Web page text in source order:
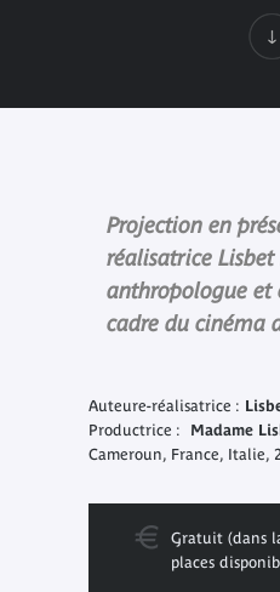
Projection en
réalisatrice
anthropologue et
cadre du cinéma
Auteure-réalisatrice :
Productrice : Madame
Cameroun, France, Italie,
Gratuit (dans
places